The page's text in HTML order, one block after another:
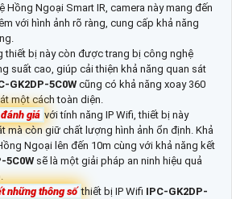
Hồng Ngoại Smart IR, camera này mang đến
với hình ảnh rõ ràng, cung cấp khả năng
thiết bị này còn được trang bị công nghệ
suất cao, giúp cải thiện khả năng quan sát
GK2DP-5C0W cũng có khả năng xoay 360
một cách toàn diện.
giá với tính năng IP Wifi, thiết bị này
mà còn giữ chất lượng hình ảnh ổn định. Khả
Ngoại lên đến 10m cùng với khả năng kết
5C0W sẽ là một giải pháp an ninh hiệu quả
những thông số thiết bị IP Wifi IPC-GK2DP-